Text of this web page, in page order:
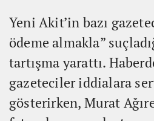
Yeni Akit’in bazı
ödeme almakla”
tartışma yarattı.
gazeteciler iddialara
gösterirken, Murat